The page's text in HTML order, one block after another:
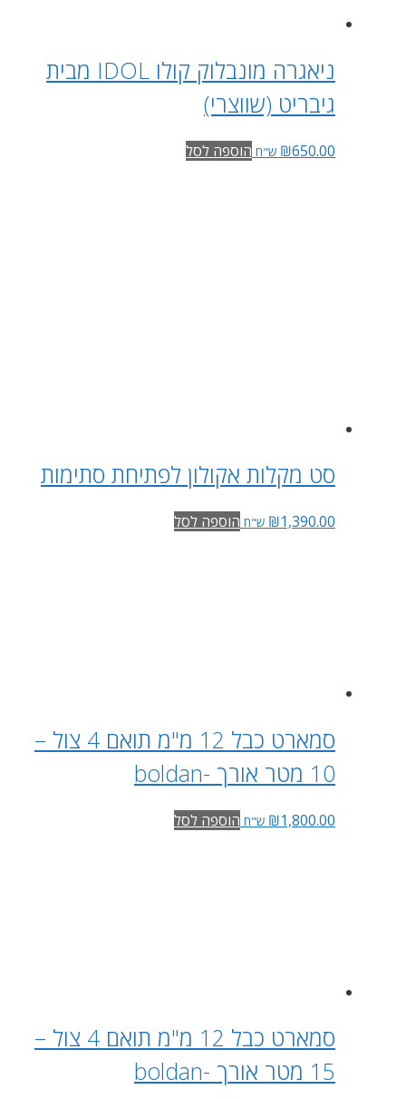
ניאגרה מונבלוק קולו IDOL מבית
גיבריט (שווצרי)
₪650.00 ש"ח הוספה לסל
סט מקלות אקולון לפתיחת סתימות
₪1,390.00 ש"ח הוספה לסל
סמארט כבל 12 מ"מ תואם 4 צול –
10 מטר אורך -boldan
₪1,800.00 ש"ח הוספה לסל
סמארט כבל 12 מ"מ תואם 4 צול –
15 מטר אורך -boldan